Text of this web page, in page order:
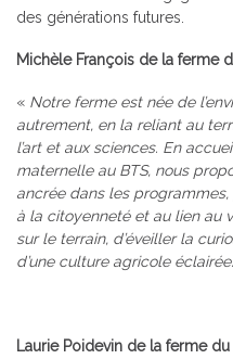
des générations futures.
Michèle François de la ferme
« Notre ferme est née de
autrement, en la reliant au
l’art et aux sciences. En
maternelle au BTS, nous
ancrée dans les programmes,
à la citoyenneté et au lien au
sur le terrain, d’éveiller la
d’une culture agricole éclairée.
Laurie Poidevin de la ferme